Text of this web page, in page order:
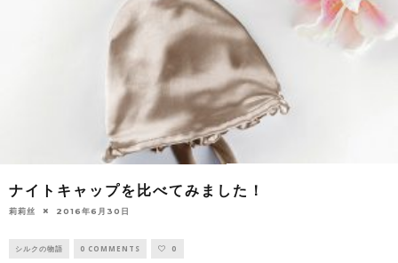
ナイトキャップを比べてみました！
莉莉丝 2016年6月30日
シルクの物語 0 COMMENTS 0